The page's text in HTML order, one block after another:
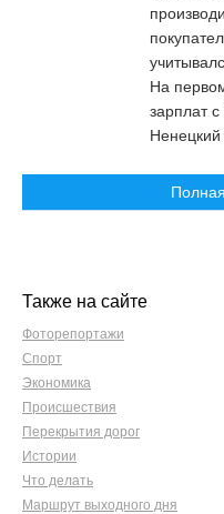
На
зарплат
Ненецкий
Также на сайте
Фоторепортажи
Спорт
Экономика
Происшествия
Перекрытия дорог
Истории
Что делать
Маршрут выходного дня